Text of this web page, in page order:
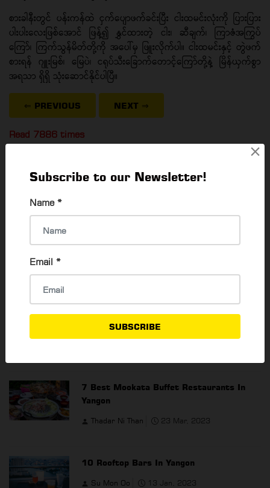
×
Subscribe to our Newsletter!
Name *
Email *
SUBSCRIBE
စားခါနီးတွင် ပန်းကန်ထဲ ငှက်ပျောဖက်ခင်းပြီး ငါးထမင်းလုံးကို ပြားပြား
ပါးပါးလေးဖြစ်အောင် ဖြန့်၍ နွှင်ထားတဲ့ ငါး၊ ဆီချက်၊ ကြာဇံအကြွပ်
ကြော်၊ ကြက်သွန်မိတ်တို့ကို အပေါ်မှ ဖြူးလိုက်ပါ။ ငါးထမင်းနှင့် တွဲဖက်
စားရန် ဂျူးမြစ်၊ မြေပဲ၊ ငရုပ်သီးခြောက်တောင့်ကြော်တို့နဲ့ မြိန်ယှက်စွာ
အရသာ ရှိရှိ သုံးဆောင်နိုင်ပါပြီ။
⇐ PREVIOUS NEXT ⇒
Read 7886 times
POPULAR ARTICLES
Thadar Ni Than 28 Feb, 2023
7 Best Mookata Buffet Restaurants In
Yangon
Thadar Ni Than 23 Mar, 2023
10 Rooftop Bars In Yangon
Su Mon Oo 13 Jan, 2023